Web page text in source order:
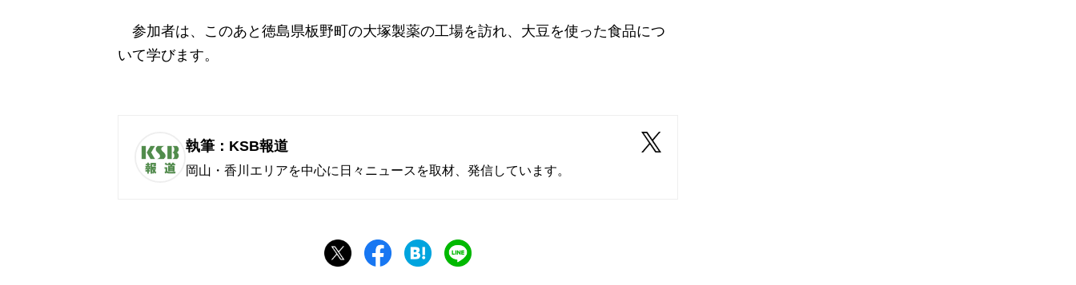
参加者は、このあと徳島県板野町の大塚製薬の工場を訪れ、大豆を使った食品につ
いて学びます。
執筆：KSB報道
岡山・香川エリアを中心に日々ニュースを取材、発信しています。